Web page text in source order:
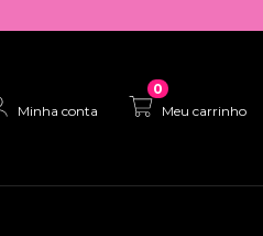
Minha conta Meu carrinho
0